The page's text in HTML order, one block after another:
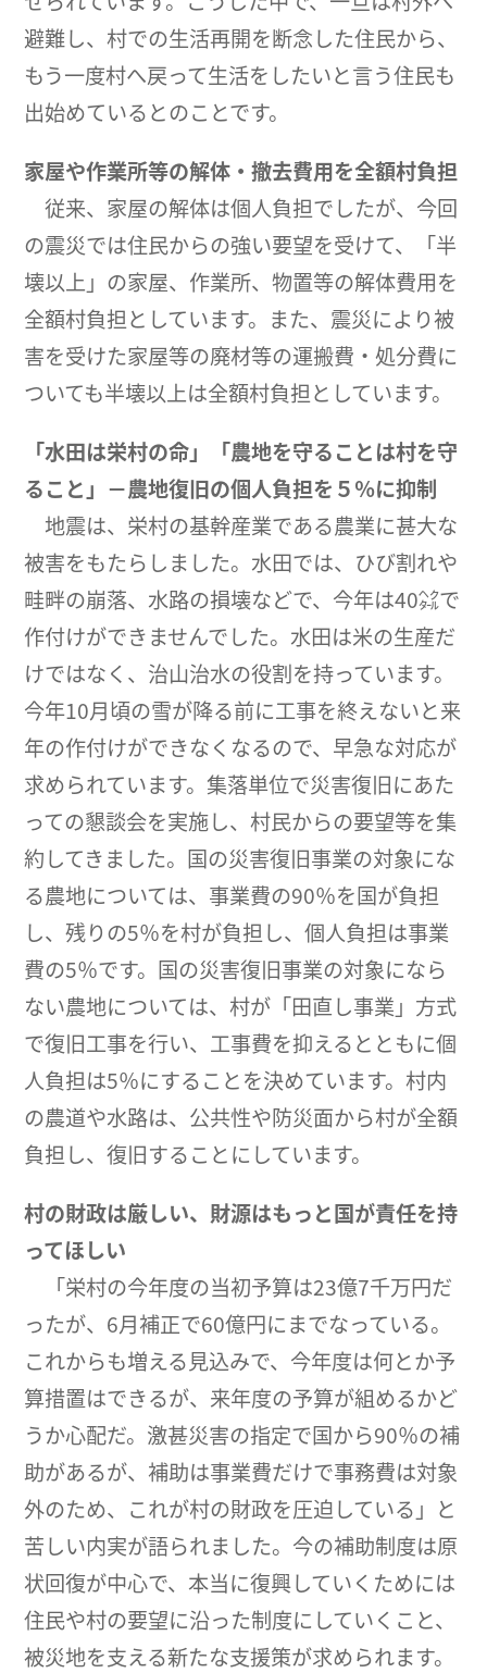
避難し、村での生活再開を断念した住民から、
もう一度村へ戻って生活をしたいと言う住民も
出始めているとのことです。
家屋や作業所等の解体・撤去費用を全額村負担
従来、家屋の解体は個人負担でしたが、今回
の震災では住民からの強い要望を受けて、「半
壊以上」の家屋、作業所、物置等の解体費用を
全額村負担としています。また、震災により被
害を受けた家屋等の廃材等の運搬費・処分費に
ついても半壊以上は全額村負担としています。
「水田は栄村の命」「農地を守ることは村を守
ること」－農地復旧の個人負担を５％に抑制
地震は、栄村の基幹産業である農業に甚大な
被害をもたらしました。水田では、ひび割れや
畦畔の崩落、水路の損壊などで、今年は40㌶で
作付けができませんでした。水田は米の生産だ
けではなく、治山治水の役割を持っています。
今年10月頃の雪が降る前に工事を終えないと来
年の作付けができなくなるので、早急な対応が
求められています。集落単位で災害復旧にあた
っての懇談会を実施し、村民からの要望等を集
約してきました。国の災害復旧事業の対象にな
る農地については、事業費の90％を国が負担
し、残りの5％を村が負担し、個人負担は事業
費の5％です。国の災害復旧事業の対象になら
ない農地については、村が「田直し事業」方式
で復旧工事を行い、工事費を抑えるとともに個
人負担は5％にすることを決めています。村内
の農道や水路は、公共性や防災面から村が全額
負担し、復旧することにしています。
村の財政は厳しい、財源はもっと国が責任を持
ってほしい
「栄村の今年度の当初予算は23億7千万円だ
ったが、6月補正で60億円にまでなっている。
これからも増える見込みで、今年度は何とか予
算措置はできるが、来年度の予算が組めるかど
うか心配だ。激甚災害の指定で国から90％の補
助があるが、補助は事業費だけで事務費は対象
外のため、これが村の財政を圧迫している」と
苦しい内実が語られました。今の補助制度は原
状回復が中心で、本当に復興していくためには
住民や村の要望に沿った制度にしていくこと、
被災地を支える新たな支援策が求められます。